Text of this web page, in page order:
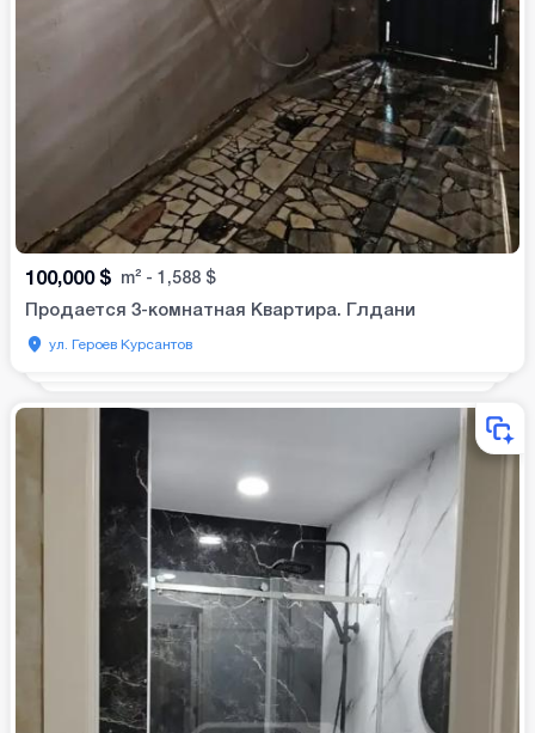
100,000 $ m² - 1,588 $
Продается 3-комнатная Квартира. Глдани
ул. Героев Курсантов